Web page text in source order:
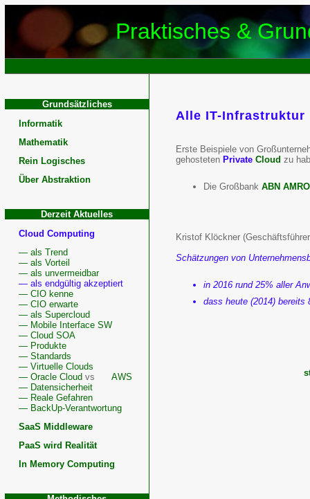
Praktisches &
Grundsätzliches
Informatik
Mathematik
Rein Logisches
Über Abstraktion
Derzeit Aktuelles
Cloud Computing
— als Trend
— als Vorteil
— als unvermeidbar
— als endgültig akzeptiert
— CIO kenne
— CIO erwarte
— als Supercloud
— Mobile Interface SW
— Cloud SOA
— Produkte
— Standards
— Virtuelle Clouds
— Oracle Cloud vs
AWS
— Datensicherheit
— Reale Gefahren
— BackUp-Verantwortung
SaaS Middleware
PaaS wird Realität
In Memory Computing
Cloud
Akzeptanz,
Cloud
Alle IT-Infrastruktur
Erste Beispiele von
gehosteten Private Cloud zu
Die Großbank ABN AMRO
Kristof Klöckner
Schätzungen von
in 2016 rund 25% aller
dass heute (2014) bereits